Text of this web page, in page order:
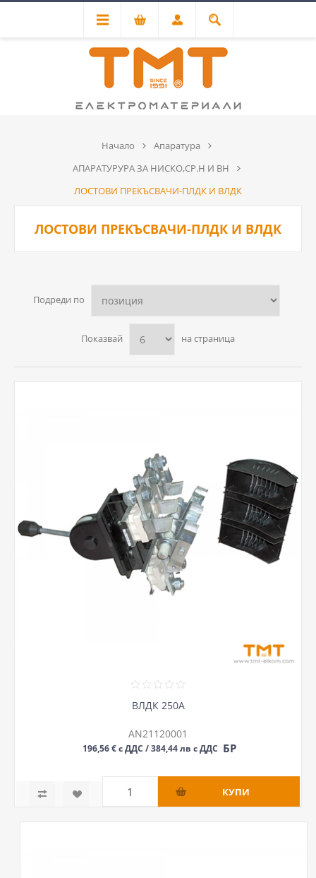
Начало
Апаратура
АПАРАТУРУРА ЗА НИСКО,СР.Н И ВН
ЛОСТОВИ ПРЕКЪСВАЧИ-ПЛДК И ВЛДК
ЛОСТОВИ ПРЕКЪСВАЧИ-ПЛДК И ВЛДК
Подреди по
Показвай на страница
ВЛДК 250А
AN21120001
196,56 € с ДДС / 384,44 лв с ДДС БР